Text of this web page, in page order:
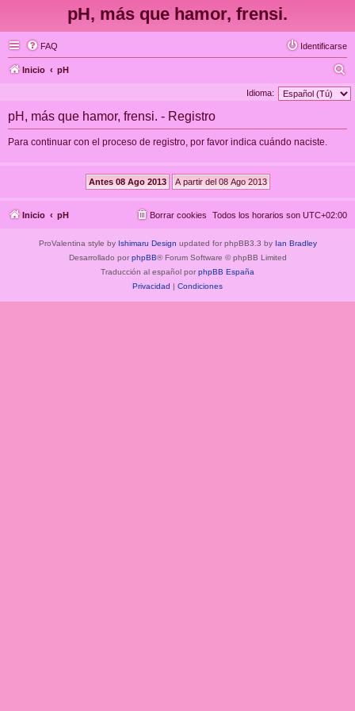
pH, más que hamor, frensi.
FAQ Identificarse
Inicio pH
u
Idioma:
pH, más que hamor, frensi. - Registro
Para continuar con el proceso de registro, por favor indica cuándo naciste.
Inicio pH Todos los horarios son UTC+02:00
Borrar cookies
ProValentina style by Ishimaru Design updated for phpBB3.3 by Ian Bradley
Desarrollado por phpBB® Forum Software © phpBB Limited
Traducción al español por phpBB España
Privacidad | Condiciones